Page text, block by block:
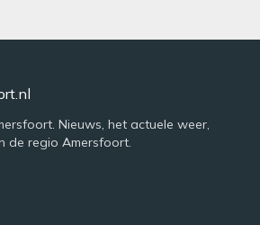
Nieuws, het actuele weer,
de regio Amersfoort.